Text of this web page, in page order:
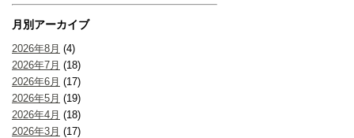
月別アーカイブ
2026年8月 (4)
2026年7月 (18)
2026年6月 (17)
2026年5月 (19)
2026年4月 (18)
2026年3月 (17)